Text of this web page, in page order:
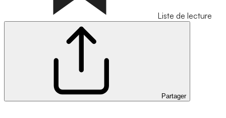
Liste de lecture
Partager